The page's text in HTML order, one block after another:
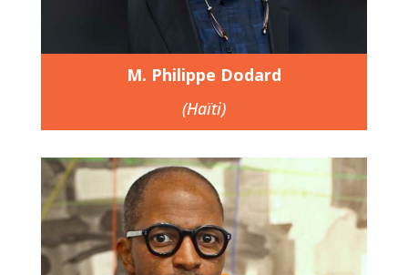
M. Philippe Dodard
(Haïti)